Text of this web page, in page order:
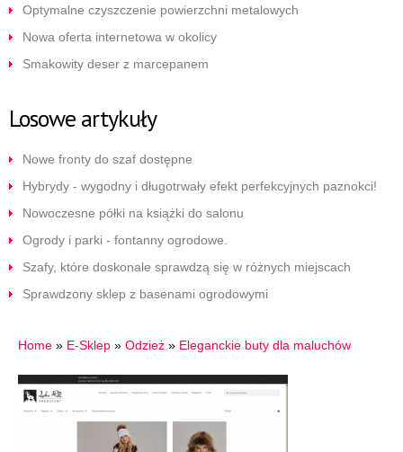
Optymalne czyszczenie powierzchni metalowych
Nowa oferta internetowa w okolicy
Smakowity deser z marcepanem
Losowe artykuły
Nowe fronty do szaf dostępne
Hybrydy - wygodny i długotrwały efekt perfekcyjnych paznokci!
Nowoczesne półki na książki do salonu
Ogrody i parki - fontanny ogrodowe.
Szafy, które doskonale sprawdzą się w różnych miejscach
Sprawdzony sklep z basenami ogrodowymi
Home » E-Sklep » Odzież » Eleganckie buty dla maluchów